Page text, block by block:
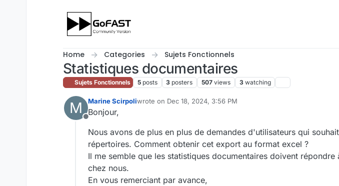
Home Categories Sujets Fonctionnels
Statistiques documentaires
Sujets Fonctionnels 5 posts 3 posters 507 views 3 watching
M
Offline
Marine Scirpoliwrote on Dec 18, 2024, 3:56 PM
last edited by
Bonjour,
Nous avons de plus en plus de demandes d'utilisateurs qui
répertoires. Comment obtenir cet export au format excel ?
Il me semble que les statistiques documentaires doivent
chez nous.
En vous remerciant par avance,